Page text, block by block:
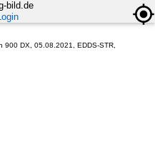
bild.de
900 DX, 05.08.2021, EDDS-STR,